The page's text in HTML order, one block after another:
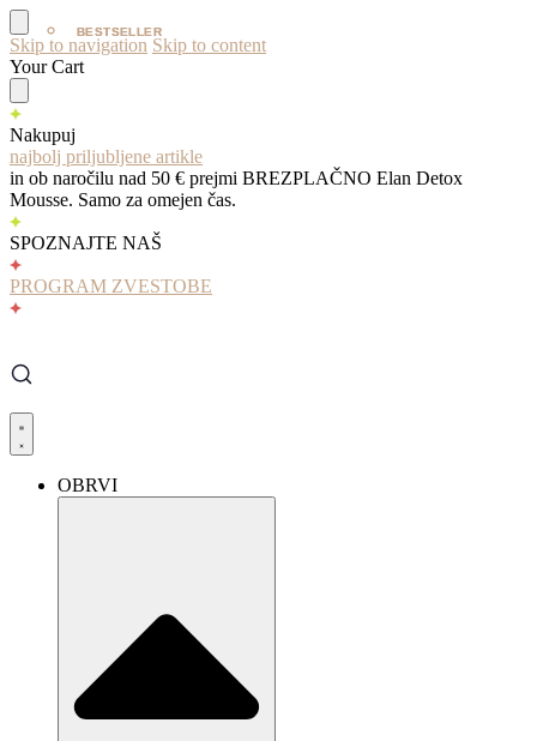
Skip to navigation Skip to content
Your Cart
Nakupuj
najbolj priljubljene artikle
in ob naročilu nad 50 € prejmi BREZPLAČNO Elan Detox
Mousse. Samo za omejen čas.
SPOZNAJTE NAŠ
PROGRAM ZVESTOBE
OBRVI
BESTSELLER
BESTSELLER